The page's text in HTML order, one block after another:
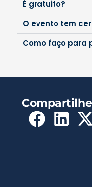
É gratuito?
O evento tem
Como faço para